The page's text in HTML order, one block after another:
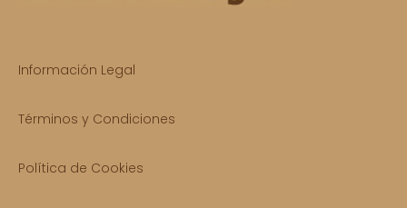
Información Legal
Términos y Condiciones
Política de Cookies